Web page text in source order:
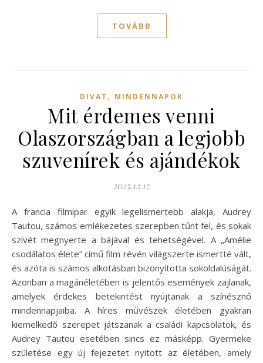
TOVÁBB
DIVAT , MINDENNAPOK
Mit érdemes venni
Olaszországban a legjobb
szuvenírek és ajándékok
2025.12.17.
A francia filmipar egyik legelismertebb alakja, Audrey
Tautou, számos emlékezetes szerepben tűnt fel, és sokak
szívét megnyerte a bájával és tehetségével. A „Amélie
csodálatos élete” című film révén világszerte ismertté vált,
és azóta is számos alkotásban bizonyította sokoldalúságát.
Azonban a magánéletében is jelentős események zajlanak,
amelyek érdekes betekintést nyújtanak a színésznő
mindennapjaiba. A híres művészek életében gyakran
kiemelkedő szerepet játszanak a családi kapcsolatok, és
Audrey Tautou esetében sincs ez másképp. Gyermeke
születése egy új fejezetet nyitott az életében, amely